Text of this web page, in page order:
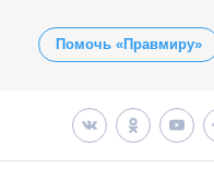
Помочь «Правмиру»